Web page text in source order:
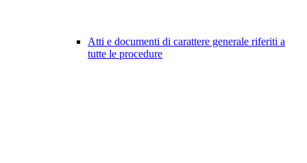
Atti e documenti di carattere generale riferiti a
tutte le procedure